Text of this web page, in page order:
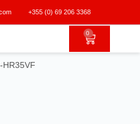
+355 (0) 69 206 3368
0
HR35VF